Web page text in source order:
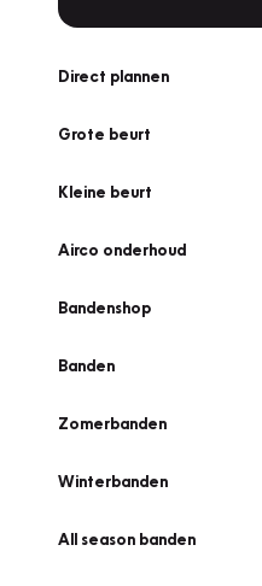
Direct plannen
Grote beurt
Kleine beurt
Airco onderhoud
Bandenshop
Banden
Zomerbanden
Winterbanden
All season banden